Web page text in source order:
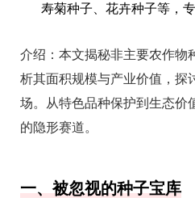
寿菊种子、花卉种子等，
介绍： 本文揭秘非主要农作物
析其面积规模与产业价值，探
场。从特色品种保护到生态价
的隐形赛道。
一、被忽视的种子宝库